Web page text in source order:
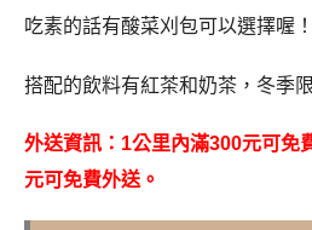
吃素的話有酸菜刈包可以選擇喔！
搭配的飲料有紅茶和奶茶，冬季
外送資訊：1公里內滿300元可免
元可免費外送。